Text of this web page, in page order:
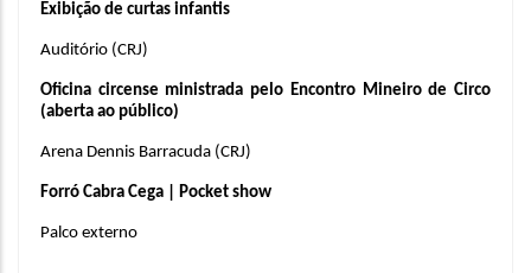
Exibição de curtas infantis
Auditório (CRJ)
Oficina circense ministrada pelo Encontro Mineiro de Circo
(aberta ao público)
Arena Dennis Barracuda (CRJ)
Forró Cabra Cega | Pocket show
Palco externo